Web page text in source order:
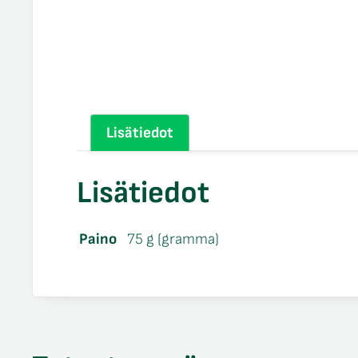
Lisätiedot
Lisätiedot
Paino 75 g (gramma)